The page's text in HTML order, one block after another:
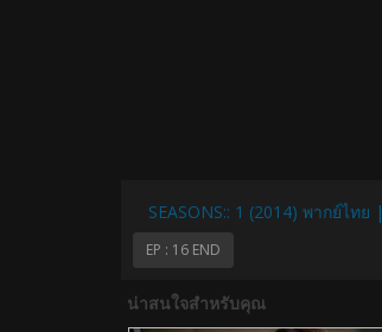
SEASONS:: 1 (2014) พากย์ไทย |
EP : 16 END